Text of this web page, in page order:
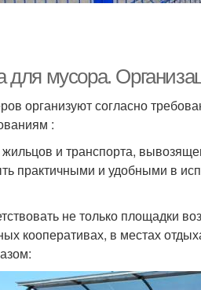
для мусора.
организуют согласно
:
и транспорта,
практичными и удобными в
не только площадки
кооперативах, в местах